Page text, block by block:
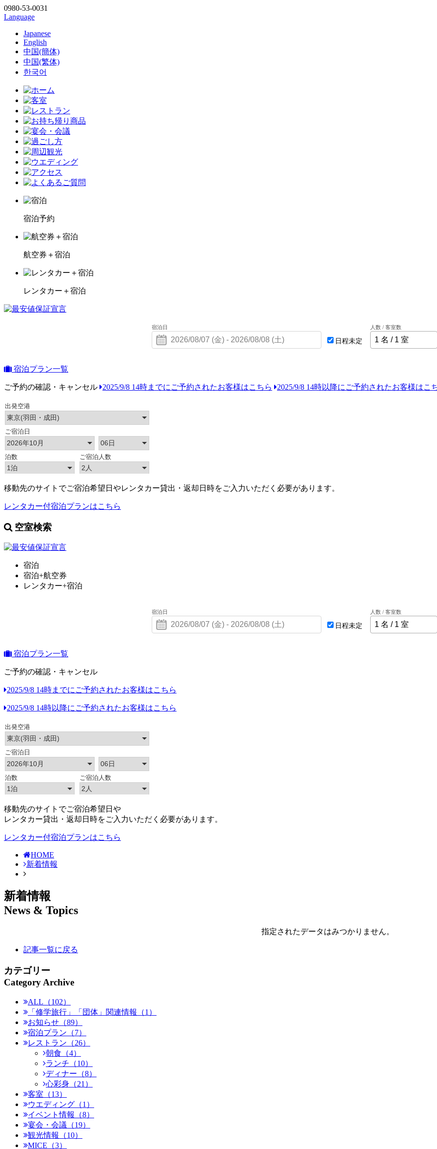
0980-53-0031
Language
Japanese
English
中国(簡体)
中国(繁体)
한국어
宿泊予約
航空券＋宿泊
レンタカー＋宿泊
宿泊日
日程未定
人数 / 客室数
宿泊プラン一覧
ご予約の確認・キャンセル 2025/9/8 14時までにご予約されたお客様はこちら 2025/9/8 14時以降にご予約されたお客様はこ
移動先のサイトでご宿泊希望日やレンタカー貸出・返却日時をご入力いただく必要があります。
レンタカー付宿泊プランはこちら
空室検索
宿泊
宿泊+航空券
レンタカー+宿泊
宿泊日
日程未定
人数 / 客室数
宿泊プラン一覧
ご予約の確認・キャンセル
2025/9/8 14時までにご予約されたお客様はこちら
2025/9/8 14時以降にご予約されたお客様はこちら
移動先のサイトでご宿泊希望日や
レンタカー貸出・返却日時をご入力いただく必要があります。
レンタカー付宿泊プランはこちら
HOME
新着情報
新着情報
News & Topics
指定されたデータはみつかりません。
記事一覧に戻る
カテゴリー
Category Archive
ALL（102）
「修学旅行」「団体」関連情報（1）
お知らせ（89）
宿泊プラン（7）
レストラン（26）
朝食（4）
ランチ（10）
ディナー（8）
心彩身（21）
客室（13）
ウエディング（1）
イベント情報（8）
宴会・会議（19）
観光情報（10）
MICE（3）